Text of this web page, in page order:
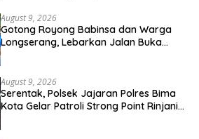
August 9, 2026
Gotong Royong Babinsa dan Warga
Longserang, Lebarkan Jalan Buka
August 9, 2026
Serentak, Polsek Jajaran Polres Bima
Kota Gelar Patroli Strong Point Rinjani